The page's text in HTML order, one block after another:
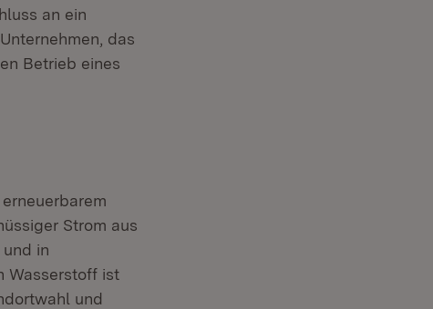
an ein
das
Betrieb eines
Strom aus
in
Wasserstoff ist
und